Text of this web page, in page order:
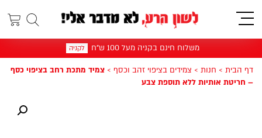
תפריט
משלוח חינם בקניה מעל 100 ש"ח לקניה
דף הבית > חנות > צמידים בציפוי זהב וכסף > צמיד מתכת רחב בציפוי כסף
– חריטת אותיות ללא תוספת צבע